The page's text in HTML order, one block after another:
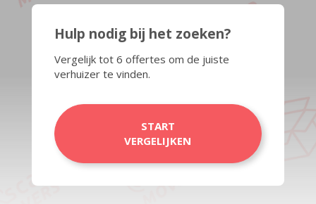
Hulp nodig bij het zoeken?
Vergelijk tot 6 offertes om de juiste
verhuizer te vinden.
START
VERGELIJKEN